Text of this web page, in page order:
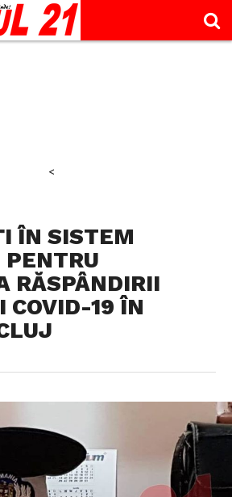
<
ÎN SISTEM
PENTRU
RĂSPÂNDIRII
COVID-19 ÎN